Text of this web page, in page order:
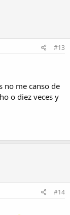
#13
no me canso de
o diez veces y
#14